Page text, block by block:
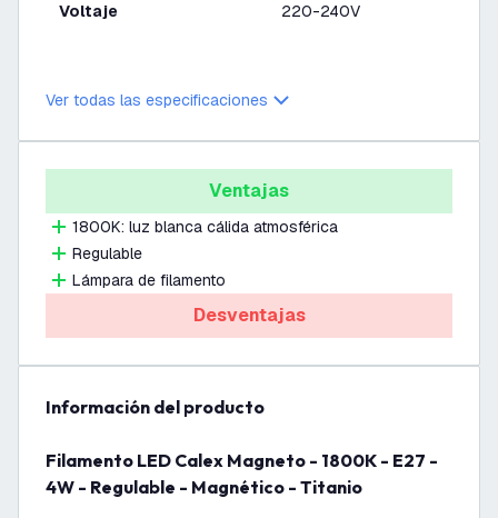
Voltaje 220-240V
Ver todas las especificaciones
Ventajas
1800K: luz blanca cálida atmosférica
Regulable
Lámpara de filamento
Desventajas
información del producto
Filamento LED Calex Magneto - 1800K - E27 -
4W - Regulable - Magnético - Titanio